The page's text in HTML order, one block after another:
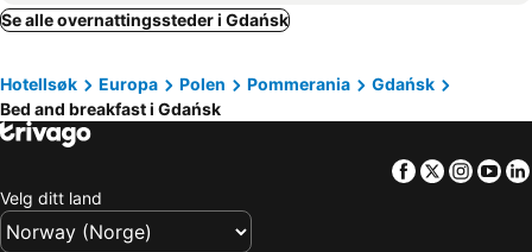
Ostaszewo, bed and breakfasts
Junoszyno, bed and breakfasts
Wejherowo, bed and breakfasts
Nowa Karczma, bed and breakfasts
Skarszewy, bed and breakfasts
Somonino, bed and breakfasts
Chmielno, bed and breakfasts
Se alle overnattingssteder i Gdańsk
Hotellsøk Europa Polen Pommerania
Gdańsk
Bed and breakfast i Gdańsk
Facebook
Twitter
Velg ditt land